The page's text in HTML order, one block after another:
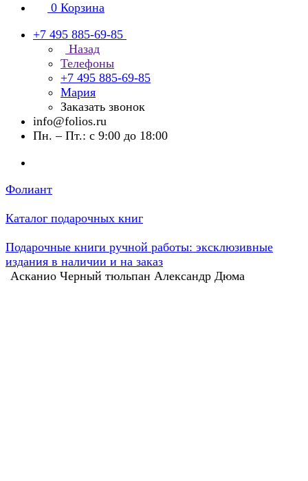
0 Корзина
+7 495 885-69-85
Назад
Телефоны
+7 495 885-69-85
Мария
Заказать звонок
info@folios.ru
Пн. – Пт.: с 9:00 до 18:00
Фолиант
Каталог подарочных книг
Подарочные книги ручной работы: эксклюзивные
издания в наличии и на заказ
Асканио Черный тюльпан Александр Дюма